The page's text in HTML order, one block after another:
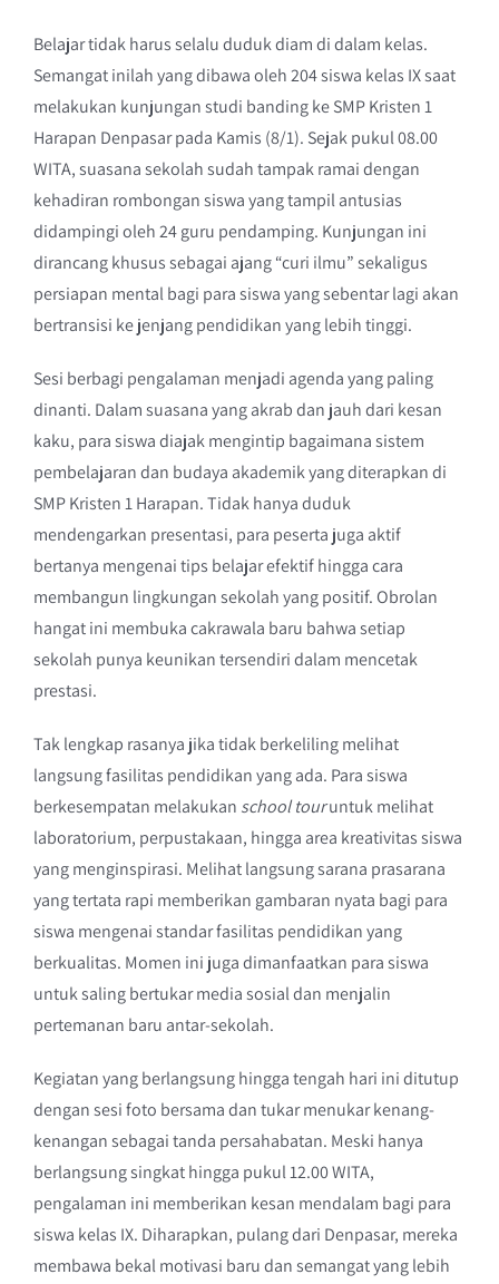
Belajar tidak harus selalu duduk diam di dalam kelas.
Semangat inilah yang dibawa oleh 204 siswa kelas IX saat
melakukan kunjungan studi banding ke SMP Kristen 1
Harapan Denpasar pada Kamis (8/1). Sejak pukul 08.00
WITA, suasana sekolah sudah tampak ramai dengan
kehadiran rombongan siswa yang tampil antusias
didampingi oleh 24 guru pendamping. Kunjungan ini
dirancang khusus sebagai ajang “curi ilmu” sekaligus
persiapan mental bagi para siswa yang sebentar lagi akan
bertransisi ke jenjang pendidikan yang lebih tinggi.
Sesi berbagi pengalaman menjadi agenda yang paling
dinanti. Dalam suasana yang akrab dan jauh dari kesan
kaku, para siswa diajak mengintip bagaimana sistem
pembelajaran dan budaya akademik yang diterapkan di
SMP Kristen 1 Harapan. Tidak hanya duduk
mendengarkan presentasi, para peserta juga aktif
bertanya mengenai tips belajar efektif hingga cara
membangun lingkungan sekolah yang positif. Obrolan
hangat ini membuka cakrawala baru bahwa setiap
sekolah punya keunikan tersendiri dalam mencetak
prestasi.
Tak lengkap rasanya jika tidak berkeliling melihat
langsung fasilitas pendidikan yang ada. Para siswa
berkesempatan melakukan school touruntuk melihat
laboratorium, perpustakaan, hingga area kreativitas siswa
yang menginspirasi. Melihat langsung sarana prasarana
yang tertata rapi memberikan gambaran nyata bagi para
siswa mengenai standar fasilitas pendidikan yang
berkualitas. Momen ini juga dimanfaatkan para siswa
untuk saling bertukar media sosial dan menjalin
pertemanan baru antar-sekolah.
Kegiatan yang berlangsung hingga tengah hari ini ditutup
dengan sesi foto bersama dan tukar menukar kenang-
kenangan sebagai tanda persahabatan. Meski hanya
berlangsung singkat hingga pukul 12.00 WITA,
pengalaman ini memberikan kesan mendalam bagi para
siswa kelas IX. Diharapkan, pulang dari Denpasar, mereka
membawa bekal motivasi baru dan semangat yang lebih